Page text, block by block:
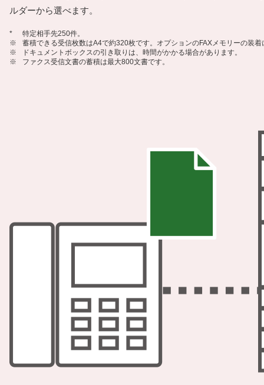
ルダーから選べます。
*
特定相手先250件。
※
蓄積できる受信枚数はA4で約320枚です。オプションのFAXメモリーの装
※
ドキュメントボックスの引き取りは、時間がかかる場合があります。
※
ファクス受信文書の蓄積は最大800文書です。